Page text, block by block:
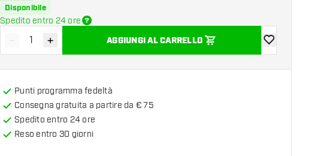
Disponibile
Spedito entro 24 ore
Diminuisci quantità
- Aumenta quantità
+ AGGIUNGI AL CARRELLO
aggiungi
Punti programma fedeltà
Consegna gratuita a partire da € 75
Spedito entro 24 ore
Reso entro 30 giorni